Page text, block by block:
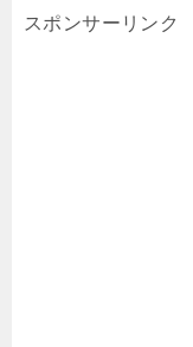
スポンサーリンク